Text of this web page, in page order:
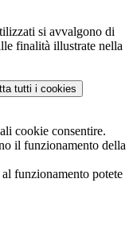
si avvalgono di
finalità illustrate nella
tutti i cookies
cookie consentire.
il funzionamento della
funzionamento potete